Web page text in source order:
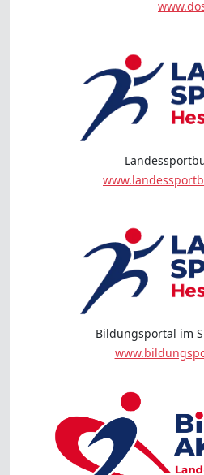
Bildungsportal im